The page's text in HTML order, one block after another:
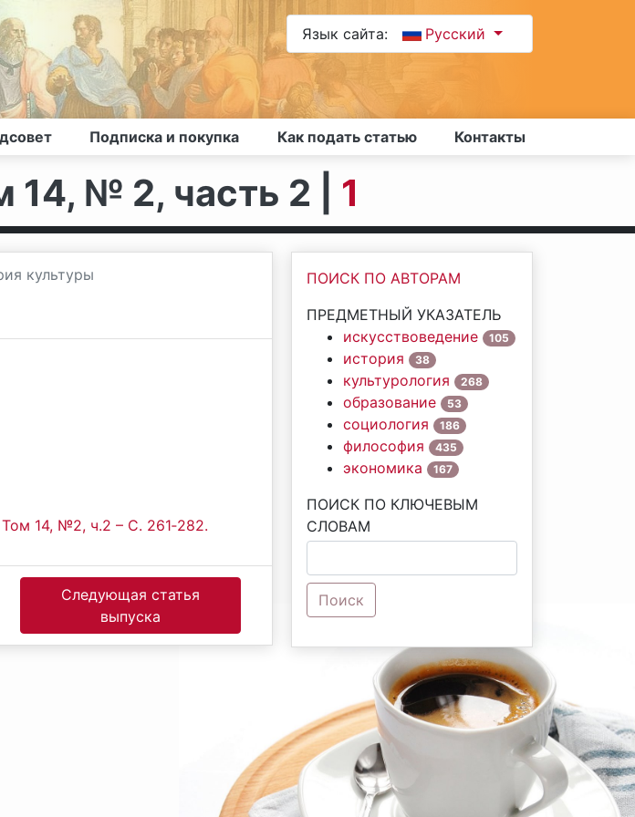
Язык сайта: Русский
Подписка и покупка Как подать статью Контакты
№ 2, часть 2 | 1
культуры
14, №2, ч.2 – С. 261‐282.
Следующая статья
выпуска
ПОИСК ПО АВТОРАМ
ПРЕДМЕТНЫЙ УКАЗАТЕЛЬ
искусствоведение
105
история 38
культурология 268
образование 53
социология 186
философия 435
экономика 167
ПОИСК ПО КЛЮЧЕВЫМ
СЛОВАМ
Поиск